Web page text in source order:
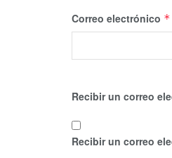
Correo electrónico *
Recibir un correo
Recibir un correo